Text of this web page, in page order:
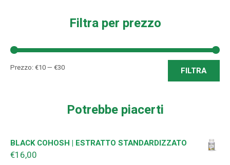
Filtra per prezzo
Min
FILTRA
Prezzo:€10— €30
Potrebbe piacerti
BLACK COHOSH | ESTRATTO STANDARDIZZATO
€16,00